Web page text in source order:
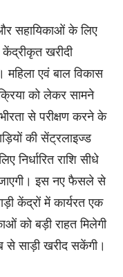
सहायिकाओं के लिए
खरीदी
महिला एवं बाल विकास
को लेकर सामने
से परीक्षण करने के
की सेंट्रलाइज्ड
निर्धारित राशि सीधे
जाएगी। इस नए फैसले से
केंद्रों में कार्यरत एक
को बड़ी राहत मिलेगी
साड़ी खरीद सकेंगी।